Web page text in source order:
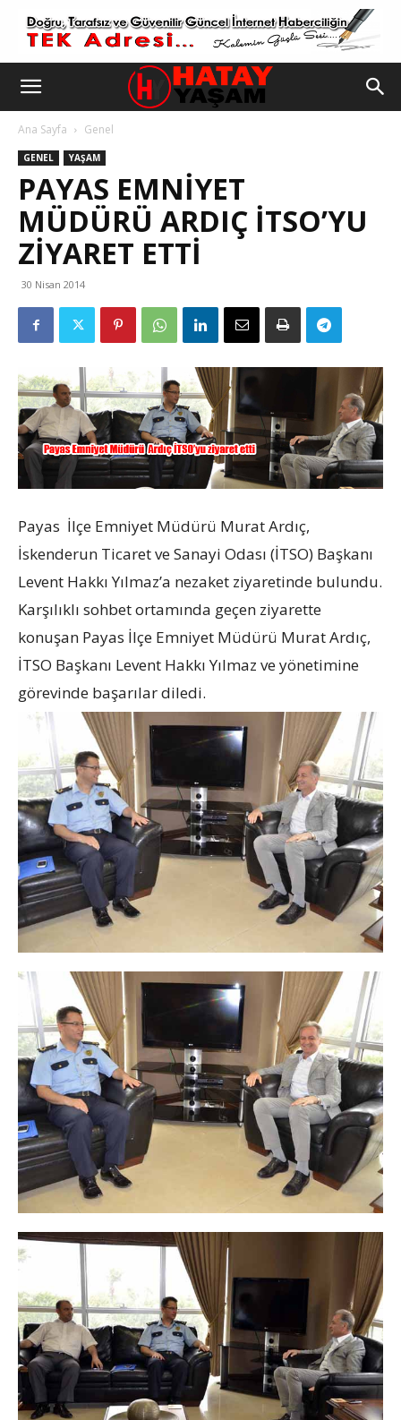
Ana Sayfa Genel
GENEL YAŞAM
PAYAS EMNIYET
MÜDÜRÜ ARDIÇ İTSO’YU
ZIYARET ETTI
30 Nisan 2014
Payas İlçe Emniyet Müdürü Murat Ardıç,
İskenderun Ticaret ve Sanayi Odası (İTSO) Başkanı
Levent Hakkı Yılmaz’a nezaket ziyaretinde bulundu.
Karşılıklı sohbet ortamında geçen ziyarette
konuşan Payas İlçe Emniyet Müdürü Murat Ardıç,
İTSO Başkanı Levent Hakkı Yılmaz ve yönetimine
görevinde başarılar diledi.